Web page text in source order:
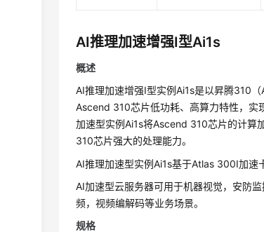
AI推理加速增强I型Ai1s
概述
AI推理加速增强I型实例Ai1s是以昇腾310
Ascend 310芯片低功耗、高算力特性，实
加速型实例Ai1s将Ascend 310芯片的计算
310芯片强大的处理能力。
AI推理加速型实例Ai1s基于Atlas 300I加速
AI加速型云服务器可用于机器视觉，安防
频，视频编解码等业务场景。
规格